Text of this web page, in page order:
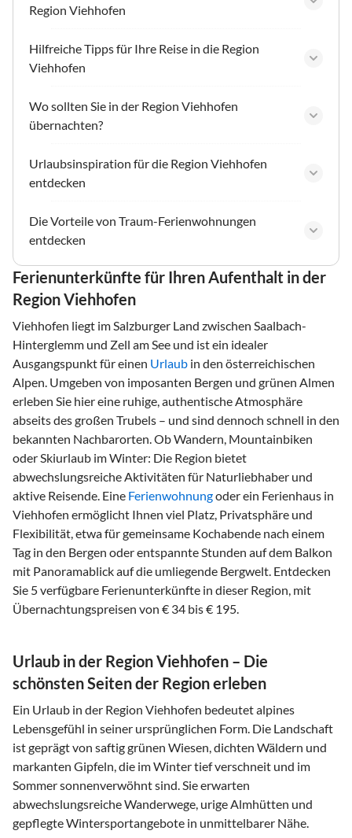
Region Viehhofen
Hilfreiche Tipps für Ihre Reise in die Region
Viehhofen
Wo sollten Sie in der Region Viehhofen
übernachten?
Urlaubsinspiration für die Region Viehhofen
entdecken
Die Vorteile von Traum-Ferienwohnungen
entdecken
Ferienunterkünfte für Ihren Aufenthalt in der
Region Viehhofen
Viehhofen liegt im Salzburger Land zwischen Saalbach-
Hinterglemm und Zell am See und ist ein idealer
Ausgangspunkt für einen Urlaub in den österreichischen
Alpen. Umgeben von imposanten Bergen und grünen Almen
erleben Sie hier eine ruhige, authentische Atmosphäre
abseits des großen Trubels – und sind dennoch schnell in den
bekannten Nachbarorten. Ob Wandern, Mountainbiken
oder Skiurlaub im Winter: Die Region bietet
abwechslungsreiche Aktivitäten für Naturliebhaber und
aktive Reisende. Eine Ferienwohnungoder ein Ferienhaus in
Viehhofen ermöglicht Ihnen viel Platz, Privatsphäre und
Flexibilität, etwa für gemeinsame Kochabende nach einem
Tag in den Bergen oder entspannte Stunden auf dem Balkon
mit Panoramablick auf die umliegende Bergwelt. Entdecken
Sie 5 verfügbare Ferienunterkünfte in dieser Region, mit
Übernachtungspreisen von € 34 bis € 195.
Urlaub in der Region Viehhofen – Die
schönsten Seiten der Region erleben
Ein Urlaub in der Region Viehhofen bedeutet alpines
Lebensgefühl in seiner ursprünglichen Form. Die Landschaft
ist geprägt von saftig grünen Wiesen, dichten Wäldern und
markanten Gipfeln, die im Winter tief verschneit und im
Sommer sonnenverwöhnt sind. Sie erwarten
abwechslungsreiche Wanderwege, urige Almhütten und
gepflegte Wintersportangebote in unmittelbarer Nähe.